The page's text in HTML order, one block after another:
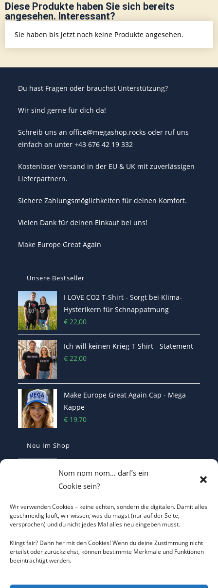
Nom nom nom… darf’s ein
Cookie sein?
Wir verwenden Cookies – keine echten, sondern die digitalen. Damit alles
geschmeidig läuft, wir wissen, was du magst (nur auf der Seite,
versprochen) und du nicht jedes Mal alles neu eingeben musst.
Klingt fair? Dann her mit den Cookies! Wenn du deine Zustimmung nicht
erteilst oder zurückziehst, können bestimmte Merkmale und Funktionen
beeinträchtigt werden.
Diese Produkte haben Sie sich bereits
angesehen. Interessant?
Sie haben bis jetzt noch keine Produkte angesehen.
Du hast Fragen oder brauchst Unterstützung?
Wir sind gerne für dich da!
Schreib uns an office@megashop.rocks oder ruf uns
einfach an unter +43 676 42 19 332
Kostenloser Versand in der EU & UK mit zuverlässigen
Lieferpartnern.
Sichere Zahlungsmöglichkeiten für deinen Komfort.
Vielen Dank für deinen Einkauf bei uns!
Make Europe Great Again
Unsere Bestseller
I LOVE CO2 T-Shirt - Sorgt bei Klima-
Hysterikern für Schnappatmung
€ 22,00
Ich will keinen Krieg T-Shirt - Statement
€ 22,00
Make Europe Great Again Cap - Mega
Kappe
€ 19,70
Neu Im Shop
Bestickte Statement-Kappe
€29,90
Make Belgium Great Again Pet - Bestickte
Cap
Make Greece Great Again καπέλο -